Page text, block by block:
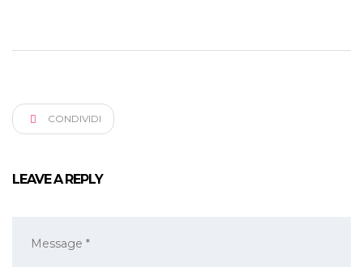
CONDIVIDI
LEAVE A REPLY